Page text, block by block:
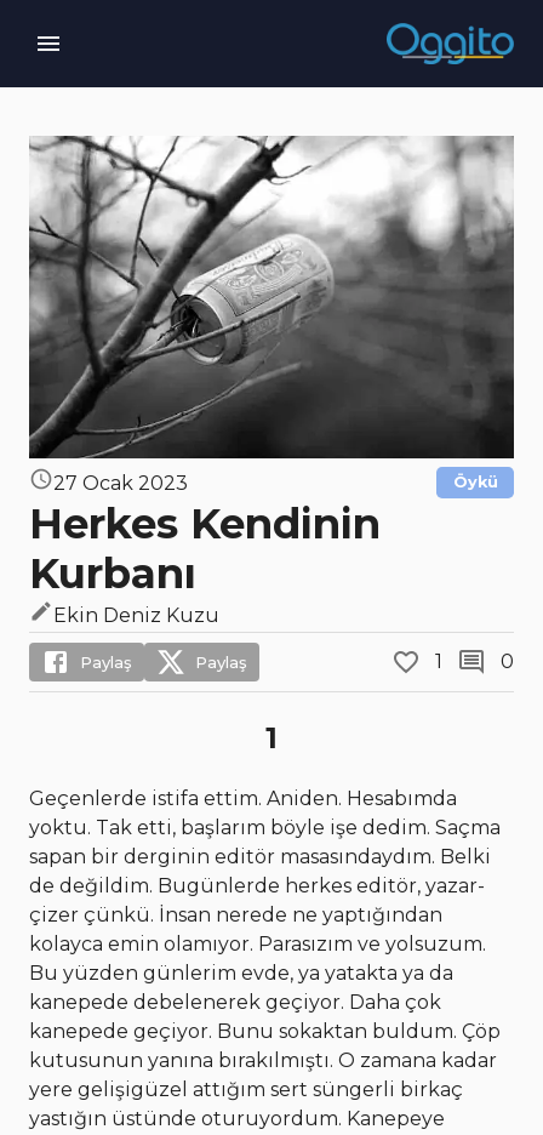
27 Ocak 2023 Öykü
Herkes Kendinin
Kurbanı
Ekin Deniz Kuzu
Paylaş Paylaş 1 0
1
Geçenlerde istifa ettim. Aniden. Hesabımda
yoktu. Tak etti, başlarım böyle işe dedim. Saçma
sapan bir derginin editör masasındaydım. Belki
de değildim. Bugünlerde herkes editör, yazar-
çizer çünkü. İnsan nerede ne yaptığından
kolayca emin olamıyor. Parasızım ve yolsuzum.
Bu yüzden günlerim evde, ya yatakta ya da
kanepede debelenerek geçiyor. Daha çok
kanepede geçiyor. Bunu sokaktan buldum. Çöp
kutusunun yanına bırakılmıştı. O zamana kadar
yere gelişigüzel attığım sert süngerli birkaç
yastığın üstünde oturuyordum. Kanepeye